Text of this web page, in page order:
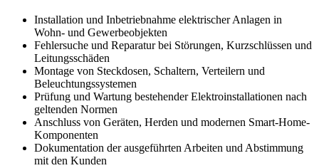
Installation und Inbetriebnahme elektrischer Anlagen in
Wohn- und Gewerbeobjekten
Fehlersuche und Reparatur bei Störungen, Kurzschlüssen und
Leitungsschäden
Montage von Steckdosen, Schaltern, Verteilern und
Beleuchtungssystemen
Prüfung und Wartung bestehender Elektroinstallationen nach
geltenden Normen
Anschluss von Geräten, Herden und modernen Smart-Home-
Komponenten
Dokumentation der ausgeführten Arbeiten und Abstimmung
mit den Kunden